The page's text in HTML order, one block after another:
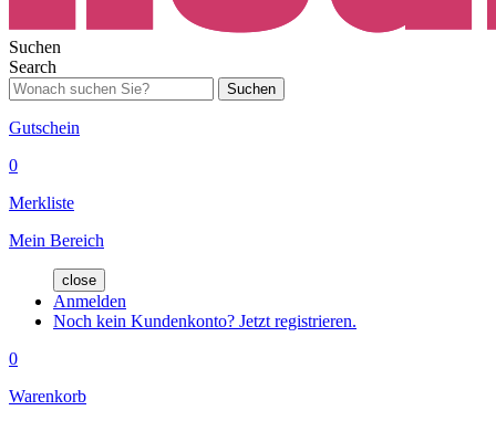
Suchen
Search
Suchen
Gutschein
0
Merkliste
Mein Bereich
close
Anmelden
Noch kein Kundenkonto? Jetzt registrieren.
0
Warenkorb